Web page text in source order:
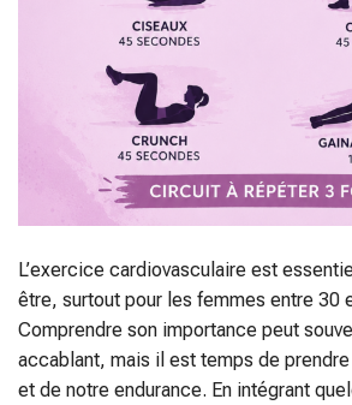
L’exercice cardiovasculaire est
être, surtout pour les femmes entre 30
Comprendre son importance peut
accablant, mais il est temps de
et de notre endurance. En intégrant